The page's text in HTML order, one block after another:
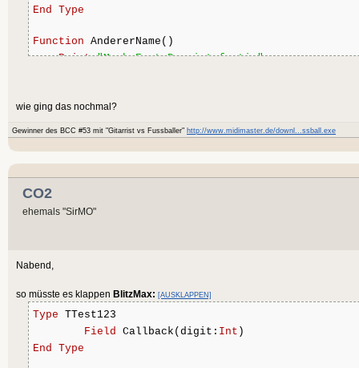
End
Type
Function AndererName()
Print "Mach Erst Das ist fertig"
wie ging das nochmal?
Gewinner des BCC #53 mit "Gitarrist vs Fussballer" http://www.midimaster.de/downl...ssball.exe
CO2
ehemals "SirMO"
Nabend,
so müsste es klappen BlitzMax: [AUSKLAPPEN]
Type TTest123
Field Callback(digit: Int )
End Type